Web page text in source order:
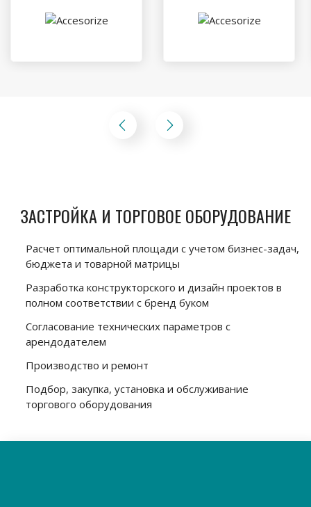
ЗАСТРОЙКА И ТОРГОВОЕ ОБОРУДОВАНИЕ
Расчет оптимальной площади с учетом бизнес-задач,
бюджета и товарной матрицы
Разработка конструкторского и дизайн проектов в
полном соответствии с бренд буком
Согласование технических параметров с
арендодателем
Производство и ремонт
Подбор, закупка, установка и обслуживание
торгового оборудования